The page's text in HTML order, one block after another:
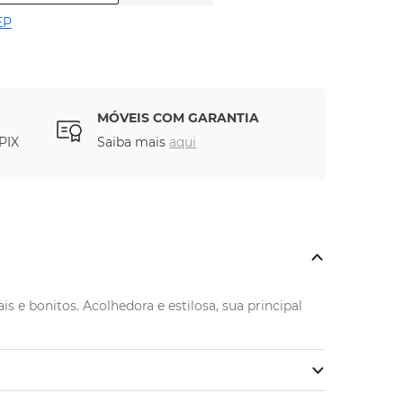
MÓVEIS COM GARANTIA
Saiba mais aqui
e bonitos. Acolhedora e estilosa, sua principal